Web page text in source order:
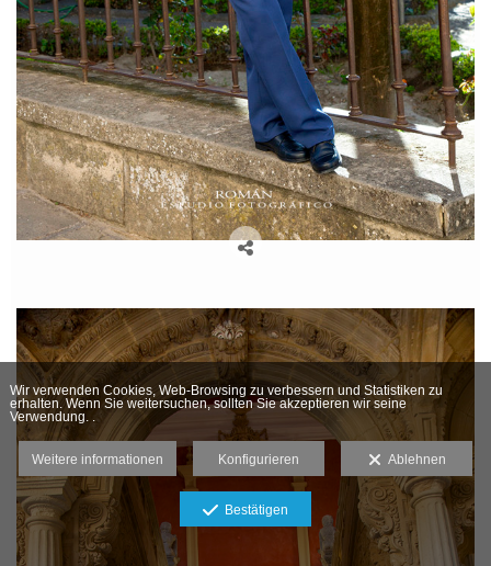
Wir verwenden Cookies, Web-Browsing zu verbessern und Statistiken zu
erhalten. Wenn Sie weitersuchen, sollten Sie akzeptieren wir seine
Verwendung. .
Weitere informationen Konfigurieren Ablehnen
Bestätigen